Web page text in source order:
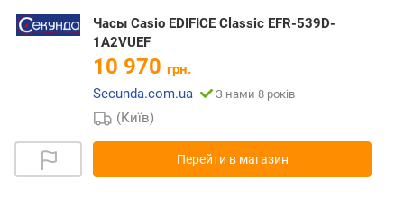
Часы Casio EDIFICE Classic EFR-539D-
1A2VUEF
10 970 грн.
Secunda.com.ua
З нами 8 років
(Київ)
Перейти в магазин